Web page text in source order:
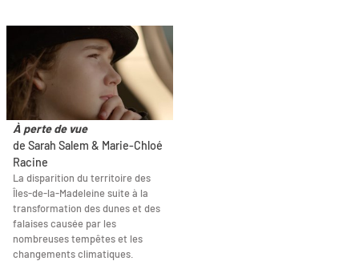
À perte de vue
de Sarah Salem & Marie-Chloé
Racine
La disparition du territoire des
Îles-de-la-Madeleine suite à la
transformation des dunes et des
falaises causée par les
nombreuses tempêtes et les
changements climatiques.